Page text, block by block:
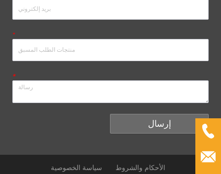
*
*
إرسال
سياسة الخصوصية الأحكام والشروط